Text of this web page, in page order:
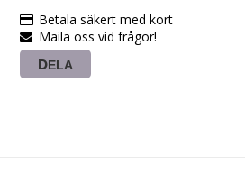
Betala säkert med kort
Maila oss vid frågor!
DELA